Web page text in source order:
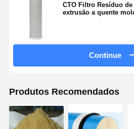
Equipamento de água ultrapura
Sistema de Água RO Ultra Pura
Máquina Deionized da água
Consumíveis de purificação de
CTO Filtro Resíduo
extrusão a quente
Continue
Produtos Recomendados